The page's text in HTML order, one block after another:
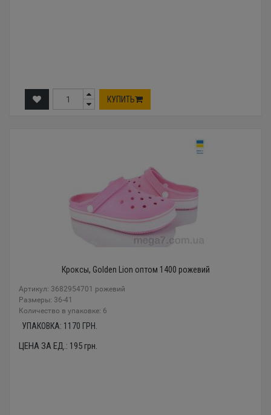
КУПИТЬ
Кроксы, Golden Lion оптом 1400 рожевий
Артикул: 3682954701 рожевий
Размеры: 36-41
Количество в упаковке: 6
УПАКОВКА: 1170 ГРН.
ЦЕНА ЗА ЕД.: 195грн.